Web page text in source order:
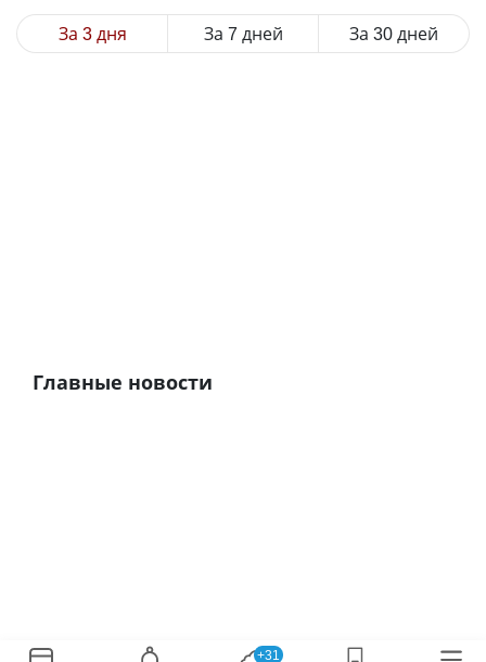
За 3 дня За 7 дней За 30 дней
Главные новости
+31